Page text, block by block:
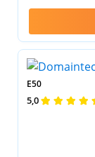
E50
5,0